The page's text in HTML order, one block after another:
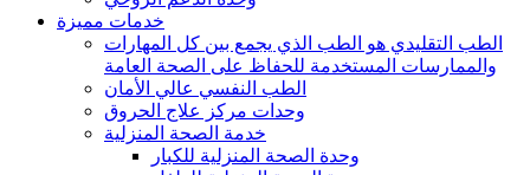
خدمات مميزة
الطب التقليدي هو الطب الذي يجمع بين كل المهارات
والممارسات المستخدمة للحفاظ على الصحة العامة
الطب النفسي عالي الأمان
وحدات مركز علاج الحروق
خدمة الصحة المنزلية
وحدة الصحة المنزلية للكبار